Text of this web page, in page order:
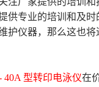
供专业的培训和及
护仪器，那么这也
40A 型转印电泳仪在